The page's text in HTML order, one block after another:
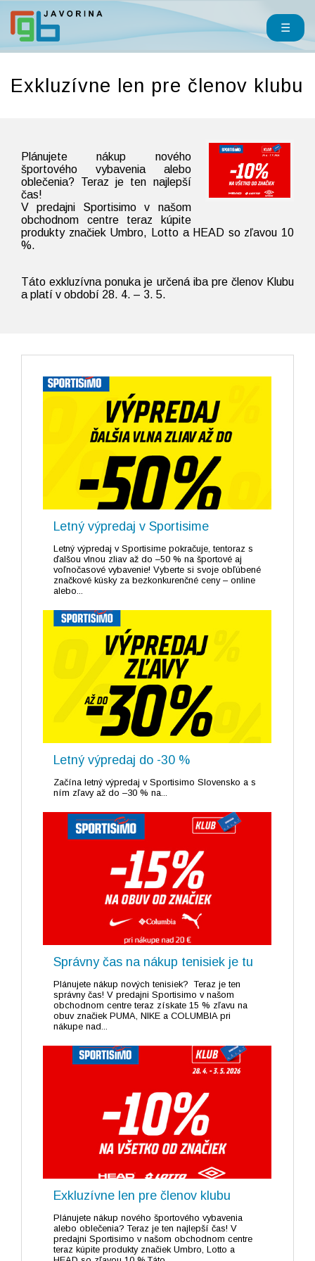
☰
Exkluzívne len pre členov klubu
Plánujete nákup nového
športového vybavenia alebo
oblečenia? Teraz je ten najlepší
čas!
V predajni Sportisimo v našom
obchodnom centre teraz kúpite
produkty značiek Umbro, Lotto a HEAD so zľavou 10
%.
Táto exkluzívna ponuka je určená iba pre členov Klubu
a platí v období 28. 4. – 3. 5.
Letný výpredaj v Sportisime
Letný výpredaj v Sportisime pokračuje, tentoraz s
ďalšou vlnou zliav až do –50 % na športové aj
voľnočasové vybavenie! Vyberte si svoje obľúbené
značkové kúsky za bezkonkurenčné ceny – online
alebo...
Letný výpredaj do -30 %
Začína letný výpredaj v Sportisimo Slovensko a s
ním zľavy až do –30 % na...
Správny čas na nákup tenisiek je tu
Plánujete nákup nových tenisiek? Teraz je ten
správny čas! V predajni Sportisimo v našom
obchodnom centre teraz získate 15 % zľavu na
obuv značiek PUMA, NIKE a COLUMBIA pri
nákupe nad...
Exkluzívne len pre členov klubu
Plánujete nákup nového športového vybavenia
alebo oblečenia? Teraz je ten najlepší čas! V
predajni Sportisimo v našom obchodnom centre
teraz kúpite produkty značiek Umbro, Lotto a